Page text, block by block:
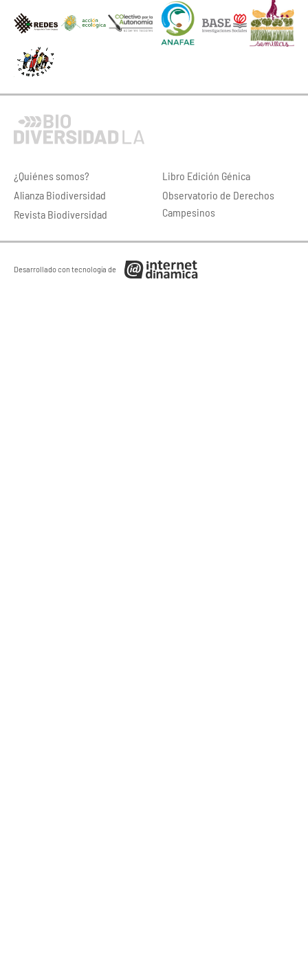
¿Quiénes somos?
Alianza Biodiversidad
Revista Biodiversidad
Libro Edición Génica
Observatorio de Derechos
Campesinos